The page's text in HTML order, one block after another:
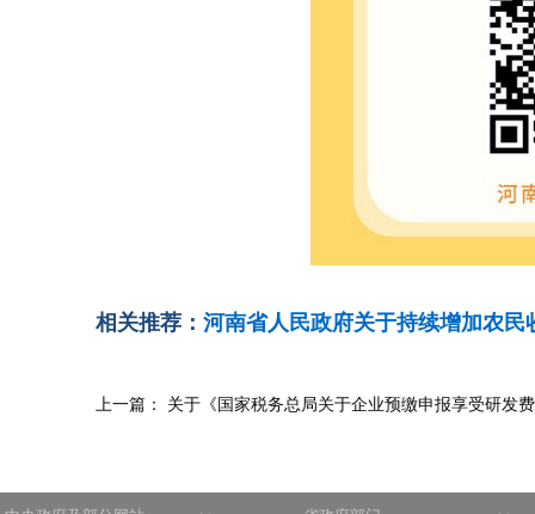
相关推荐： 河南省人民政府关于持续增加农民
上一篇： 关于《国家税务总局关于企业预缴申报享受研发